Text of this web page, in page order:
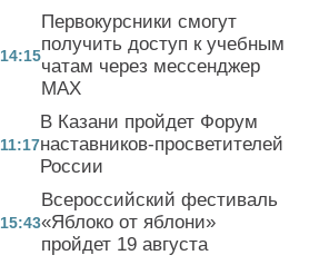
14:15
Первокурсники смогут
получить доступ к учебным
чатам через мессенджер
MAX
11:17
В Казани пройдет Форум
наставников-просветителей
России
15:43
Всероссийский фестиваль
«Яблоко от яблони»
пройдет 19 августа